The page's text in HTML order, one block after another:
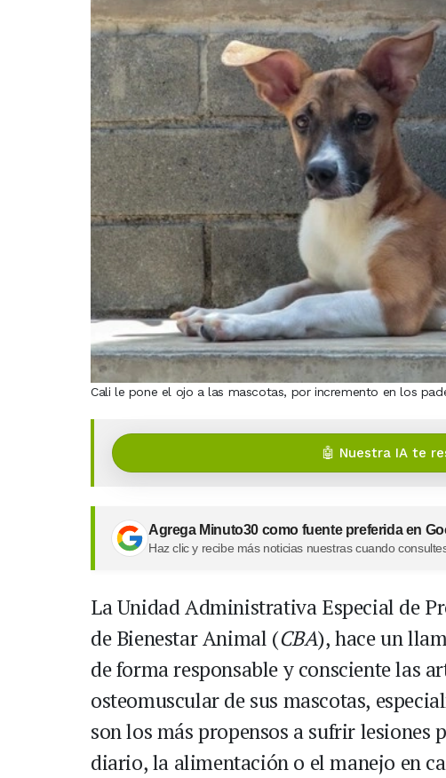
Cali le pone el ojo a las mascotas, por incremento en los
🤖 Nuestra IA te
Agrega Minuto30 como fuente preferida en
Haz clic y recibe más noticias nuestras cuando
La Unidad Administrativa Especial de
de Bienestar Animal (CBA), hace un
de forma responsable y consciente las
osteomuscular de sus mascotas,
son los más propensos a sufrir lesiones
diario, la alimentación o el manejo en